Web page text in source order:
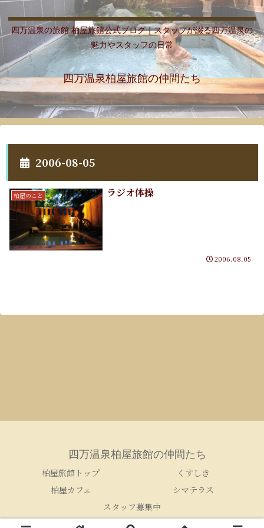
四万温泉の旅館 柏屋旅館公式ブログ｜スタッフが綴る四万温泉の
魅力やスタッフの日常
四万温泉柏屋旅館の仲間たち
2006-08-05
柏屋のこと ラジオ体操
2006.08.05
四万温泉柏屋旅館の仲間たち
柏屋旅館トップ
くすしき
柏屋カフェ
シマテラス
スタッフ募集中